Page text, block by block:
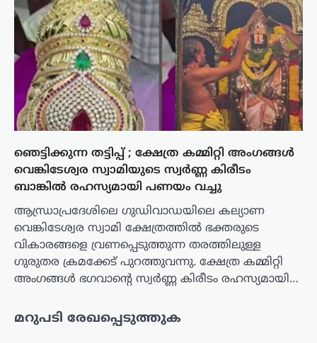
ഞെട്ടിക്കുന്ന തട്ടിപ്പ് ; ക്ഷേത്ര കമ്മിറ്റി അംഗങ്ങൾ
വെങ്കിടേശ്വര സ്വാമിയുടെ സ്വർണ്ണ കിരീടം
ബാങ്കിൽ രഹസ്യമായി പണയം വച്ചു
ആന്ധ്രാപ്രദേശിലെ ഗുഡിവാഡയിലെ കല്യാണ
വെങ്കിടേശ്വര സ്വാമി ക്ഷേത്രത്തിൽ ഭക്തരുടെ
വികാരങ്ങളെ വ്രണപ്പെടുത്തുന്ന തരത്തിലുള്ള
ഗുരുതര ക്രമക്കേട് പുറത്തുവന്നു. ക്ഷേത്ര കമ്മിറ്റി
അംഗങ്ങൾ ഭഗവാന്റെ സ്വർണ്ണ കിരീടം രഹസ്യമായി…
മറുപടി രേഖപ്പെടുത്തുക